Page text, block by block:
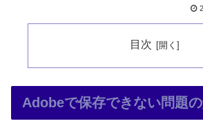
目次
Adobeで保存できない問題